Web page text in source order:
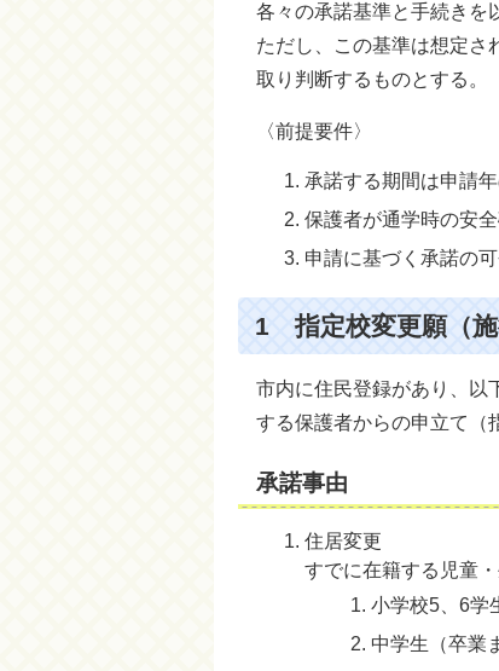
各々の承諾基準と手続きを
ただし、この基準は想定さ
取り判断するものとする。
〈前提要件〉
承諾する期間は申請
保護者が通学時の安
申請に基づく承諾の
1 指定校変更願（施
市内に住民登録があり、以
する保護者からの申立て（
承諾事由
住居変更
すでに在籍する児童
小学校5、6学
中学生（卒業